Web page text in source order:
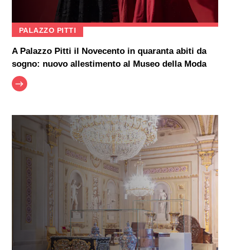
PALAZZO PITTI
A Palazzo Pitti il Novecento in quaranta abiti da
sogno: nuovo allestimento al Museo della Moda